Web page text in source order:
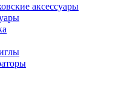
аксессуары